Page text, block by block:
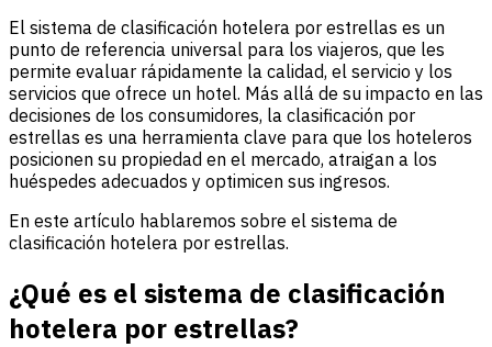
El sistema de clasificación hotelera por estrellas es un
punto de referencia universal para los viajeros, que les
permite evaluar rápidamente la calidad, el servicio y los
servicios que ofrece un hotel. Más allá de su impacto en las
decisiones de los consumidores, la clasificación por
estrellas es una herramienta clave para que los hoteleros
posicionen su propiedad en el mercado, atraigan a los
huéspedes adecuados y optimicen sus ingresos.
En este artículo hablaremos sobre el sistema de
clasificación hotelera por estrellas.
¿Qué es el sistema de clasificación
hotelera por estrellas?